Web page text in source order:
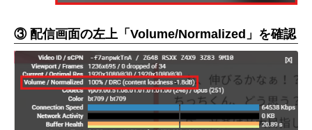
③ 配信画面の左上「Volume/Normalized」を確認